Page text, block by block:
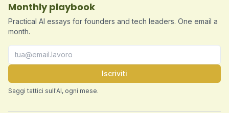
Monthly playbook
Practical AI essays for founders and tech leaders. One email a
month.
Iscriviti
Saggi tattici sull'AI, ogni mese.